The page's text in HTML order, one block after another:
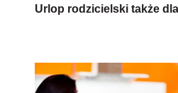
Urlop rodzicielski także